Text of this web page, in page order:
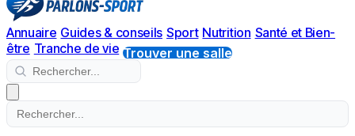
Annuaire Guides & conseils Sport Nutrition Santé et Bien-
être Tranche de vie Trouver une salle